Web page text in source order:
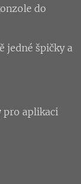
do
jedné špičky a
pro aplikaci